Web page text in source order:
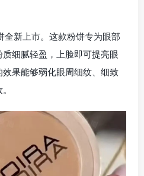
全新上市。这款粉饼专为眼部
细腻轻盈，上脸即可提亮眼
果能够弱化眼周细纹、细致